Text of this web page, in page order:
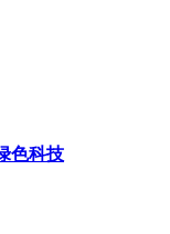
色科技